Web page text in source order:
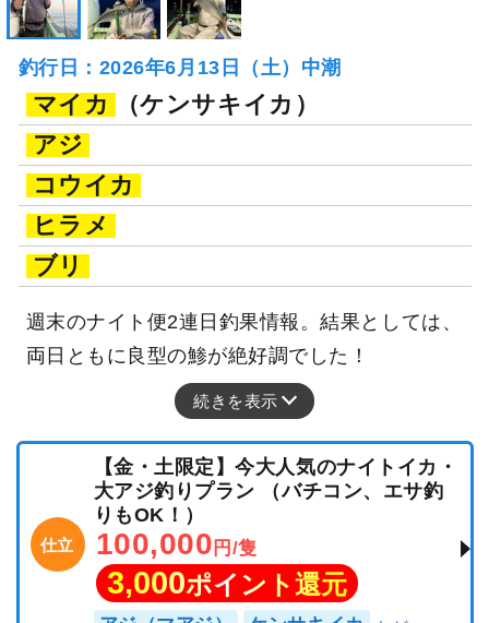
釣行日：2026年6月13日（土）中潮
マイカ
（ケンサキイカ）
アジ
コウイカ
ヒラメ
ブリ
週末のナイト便2連日釣果情報。結果としては、
両日ともに良型の鯵が絶好調でした！
続きを表示
仕立
【金・土限定】今大人気のナイトイカ・
大アジ釣りプラン （バチコン、エサ釣
りもOK！）
100,000 円/隻
3,000ポイント還元